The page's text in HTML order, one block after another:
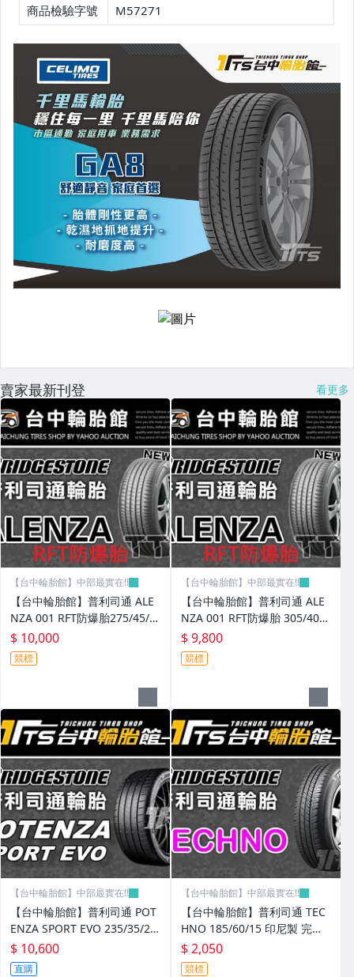
22吋輪胎 賣場
商品檢驗字號 M57271
賣家最新刊登 看更多
【台中輪胎館】中部最實在!!
【台中輪胎館】普利司通 ALE
NZA 001 RFT防爆胎275/45/2
0 美國製 完工價10000元 含工
資 換四輪送定位
$ 10,000
競標
【台中輪胎館】中部最實在!!
【台中輪胎館】普利司通 ALE
NZA 001 RFT防爆胎 305/40/2
0 美國製 完工價9800元 含工
資 換四輪送定位
$ 9,800
競標
【台中輪胎館】中部最實在!!
【台中輪胎館】普利司通 POT
ENZA SPORT EVO 235/35/20
歐洲製 完工價10600 含工資
四輪送定位
$ 10,600
直購
【台中輪胎館】中部最實在!!
【台中輪胎館】普利司通 TEC
HNO 185/60/15 印尼製 完工
價2050 含工資 換四輪送定位
$ 2,050
競標